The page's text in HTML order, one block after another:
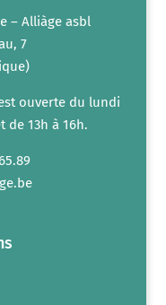
– Alliàge asbl
7
ouverte du lundi
de 13h à 16h.